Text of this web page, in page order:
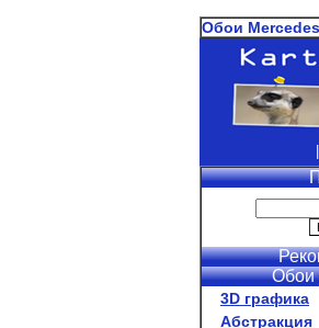
Обои
Обои
3D графика
Абстракция